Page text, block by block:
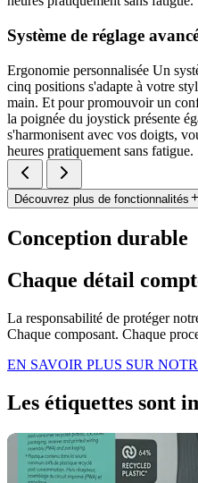
Système de réglage
Ergonomie personnalisée Un
cinq positions s'adapte à votre
main. Et pour promouvoir un
la poignée du joystick présente
s'harmonisent avec vos doigts,
heures pratiquement sans fatigue.
Découvrez plus de fonctionnalités
Conception durable
Chaque détail
La responsabilité de protéger
Chaque composant. Chaque
EN SAVOIR PLUS SUR
Les étiquettes sont